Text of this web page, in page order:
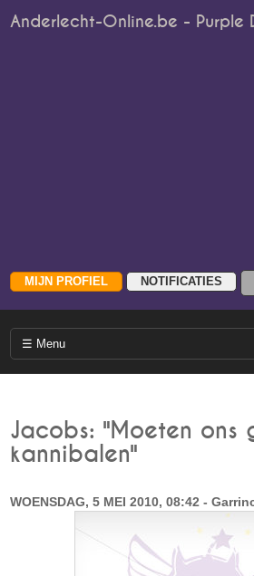
Anderlecht-Online.be - Purple
Jacobs: "Moeten ons
kannibalen"
WOENSDAG, 5 MEI 2010, 08:42 -